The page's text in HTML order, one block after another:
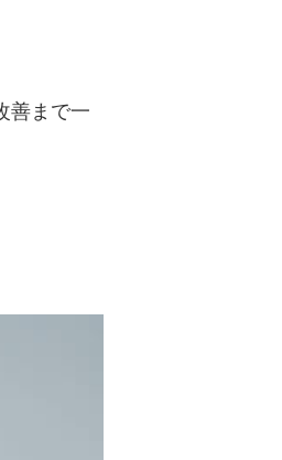
善まで一